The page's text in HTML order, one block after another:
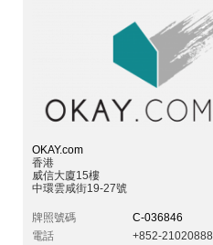
OKAY.com
香港
威信大廈15樓
中環雲咸街19-27號
牌照號碼
C-036846
電話
+852-21020888